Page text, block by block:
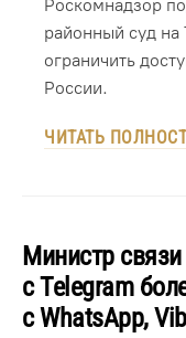
Роскомнадзор
районный суд на
ограничить
России.
ЧИТАТЬ
Министр
с Telegram
с WhatsApp,